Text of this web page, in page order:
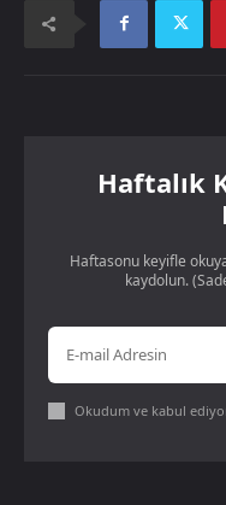
Haftalık
Haftasonu keyifle
kaydolun.
Okudum ve kabul